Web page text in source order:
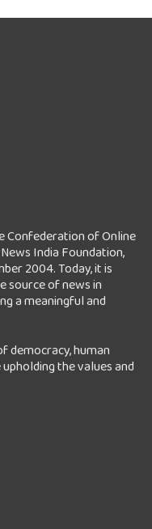
Confederation of Online
India Foundation,
2004. Today, it is
source of news in
a meaningful and
democracy, human
the values and